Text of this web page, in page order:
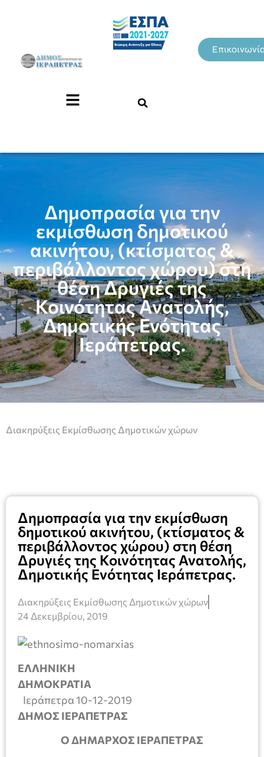
Δημοπρασία για την
εκμίσθωση δημοτικού
ακινήτου, (κτίσματος &
περιβάλλοντος χώρου) στη
θέση Δρυγιές της
Κοινότητας Ανατολής,
Δημοτικής Ενότητας
Ιεράπετρας.
Διακηρύξεις Εκμίσθωσης Δημοτικών χώρων
Δημοπρασία για την εκμίσθωση
δημοτικού ακινήτου, (κτίσματος &
περιβάλλοντος χώρου) στη θέση
Δρυγιές της Κοινότητας Ανατολής,
Δημοτικής Ενότητας Ιεράπετρας.
Διακηρύξεις Εκμίσθωσης Δημοτικών χώρων
24 Δεκεμβρίου, 2019
ΕΛΛΗΝΙΚΗ
ΔΗΜΟΚΡΑΤΙΑ
Ιεράπετρα 10-12-2019
ΔΗΜΟΣ ΙΕΡΑΠΕΤΡΑΣ
Ο ΔΗΜΑΡΧΟΣ ΙΕΡΑΠΕΤΡΑΣ